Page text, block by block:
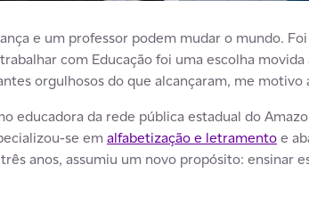
e um professor podem mudar o mundo.
com Educação foi uma escolha
orgulhosos do que alcançaram, me motivo
educadora da rede pública estadual do
se em alfabetização e letramentoe
anos, assumiu um novo propósito: ensinar